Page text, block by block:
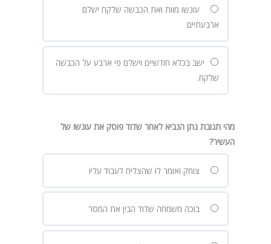
עונשו מוות ואת הכבשה שלקח ישלם
ארבעתיים
ישב בכלא חודשיים וישלם פי ארבע על הכבשה
שלקח.
מהי תגובת נתן הנביא לאחר שדוד פוסק את עונשו של
העשיר?
צוחק ואומר לו שהצליח לעבוד עליו
בוכה משמחה שדוד הבין את המסר